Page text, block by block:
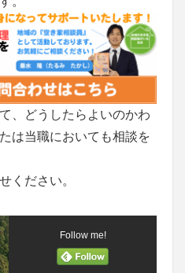
、どうしたらよいのかわ
は当職においても相談を
ください。
Follow me!